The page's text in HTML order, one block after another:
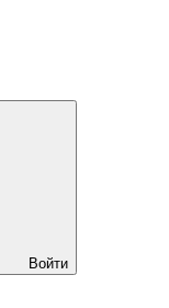
Войти